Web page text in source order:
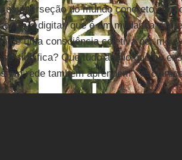
na interseção do mundo concreto com
o digital, que é um mudança
de uma consciência coletiva por meio
significa? Que tudo aquilo que eu
em rede também aprendem”,